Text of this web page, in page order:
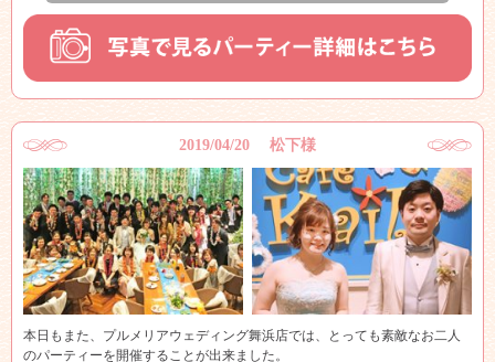
パーティーが始まり、いよいよビュフェスタート！！
ゲストの皆様は何をとろうか迷いながらとっても楽しそうですね☆☆
メインテーブルでは、新郎新婦様を中心に皆様写真撮影会！！
皆さんとってもいい笑顔されていますね♪♪
披露宴とは違って２次会ではこのように自由に行き来ができるのが、良い
是非たくさん新郎新婦様と一緒にお話しを楽しんだり、お写真撮ってお楽
しみ下さいませ♪♪
そして、大島様パーティーで一番思い出に残ったのが、お互いにサプライ
ズを用意されていたところ！！
お互いのことを想い、喜んで欲しいという気持ちがとっても素敵ですね
（泣）
感動しました！！
2019/04/20 松下様
本日もまた、プルメリアウェディング舞浜店では、とっても素敵なお二人
のパーティーを開催することが出来ました。